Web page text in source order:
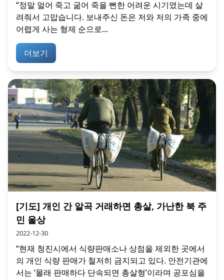
“정말 얼어 죽고 굶어 죽을 뻔한 어려운 시기였는데 살
려줘서 고맙습니다. 보내주신 돈은 저와 저의 가족 중에
어렵게 사는 형제 순으로...
더보기
[기도] 개인 간 알곡 거래하면 총살, 가난한 북 주
민 울상
2022-12-30
“현재 청진시에서 식량판매소나 상점을 제외한 곳에서
의 개인 식량 판매가 철저히 금지되고 있다. 안전기관에
서는 ‘몰래 판매하다 단속되면 총살형’이라며 공포심을